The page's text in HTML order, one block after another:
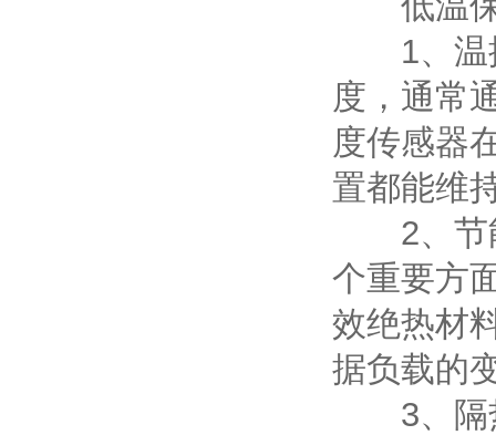
1、温控
度，通常
度传感器
置都能维
2、节能
个重要方
效绝热材
据负载的
3、隔热